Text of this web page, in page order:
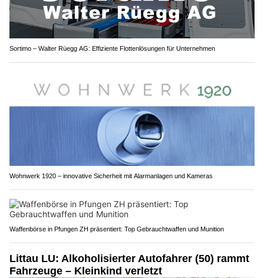
Sortimo – Walter Rüegg AG: Effiziente Flottenlösungen für Unternehmen
Wohnwerk 1920 – innovative Sicherheit mit Alarmanlagen und Kameras
Waffenbörse in Pfungen ZH präsentiert: Top Gebrauchtwaffen und Munition
Littau LU: Alkoholisierter Autofahrer (50) rammt
Fahrzeuge – Kleinkind verletzt